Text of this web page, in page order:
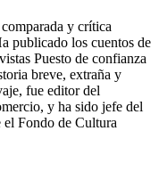
y crítica
publicado los cuentos de
Puesto de confianza
breve, extraña y
fue editor del
y ha sido jefe del
Fondo de Cultura